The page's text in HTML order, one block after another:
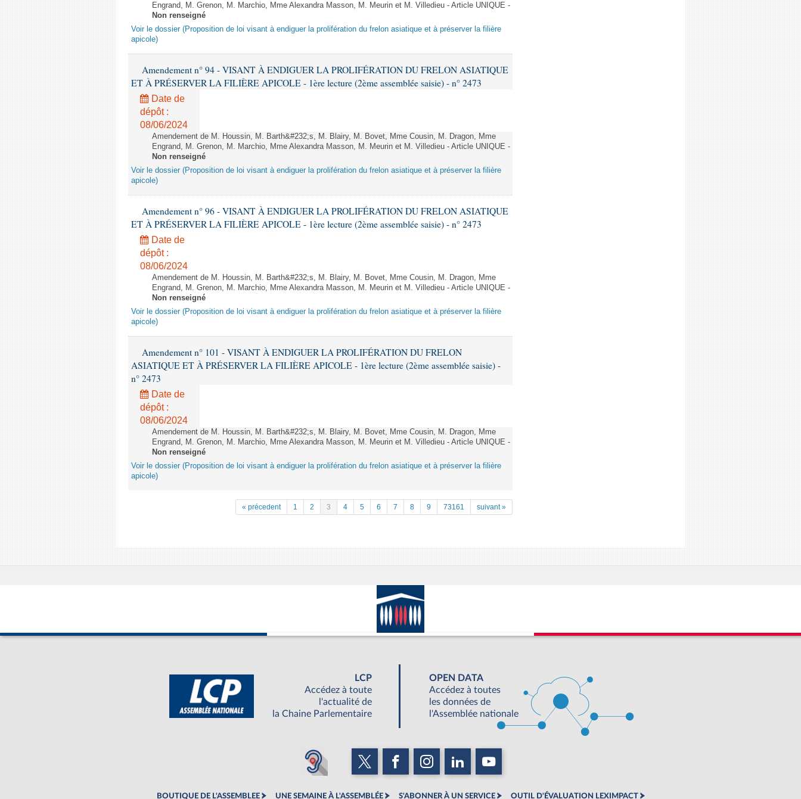
Engrand, M. Grenon, M. Marchio, Mme Alexandra Masson, M. Meurin et M. Villedieu - Article UNIQUE -
Non renseigné
Voir le dossier (Proposition de loi visant à endiguer la prolifération du frelon asiatique et à préserver la filière
apicole)
Amendement n° 94 - VISANT À ENDIGUER LA PROLIFÉRATION DU FRELON ASIATIQUE
ET À PRÉSERVER LA FILIÈRE APICOLE - 1ère lecture (2ème assemblée saisie) - n° 2473
Date de
dépôt :
08/06/2024
Amendement de M. Houssin, M. Barth&#232;s, M. Blairy, M. Bovet, Mme Cousin, M. Dragon, Mme
Engrand, M. Grenon, M. Marchio, Mme Alexandra Masson, M. Meurin et M. Villedieu - Article UNIQUE -
Non renseigné
Voir le dossier (Proposition de loi visant à endiguer la prolifération du frelon asiatique et à préserver la filière
apicole)
Amendement n° 96 - VISANT À ENDIGUER LA PROLIFÉRATION DU FRELON ASIATIQUE
ET À PRÉSERVER LA FILIÈRE APICOLE - 1ère lecture (2ème assemblée saisie) - n° 2473
Date de
dépôt :
08/06/2024
Amendement de M. Houssin, M. Barth&#232;s, M. Blairy, M. Bovet, Mme Cousin, M. Dragon, Mme
Engrand, M. Grenon, M. Marchio, Mme Alexandra Masson, M. Meurin et M. Villedieu - Article UNIQUE -
Non renseigné
Voir le dossier (Proposition de loi visant à endiguer la prolifération du frelon asiatique et à préserver la filière
apicole)
Amendement n° 101 - VISANT À ENDIGUER LA PROLIFÉRATION DU FRELON
ASIATIQUE ET À PRÉSERVER LA FILIÈRE APICOLE - 1ère lecture (2ème assemblée saisie) -
n° 2473
Date de
dépôt :
08/06/2024
Amendement de M. Houssin, M. Barth&#232;s, M. Blairy, M. Bovet, Mme Cousin, M. Dragon, Mme
Engrand, M. Grenon, M. Marchio, Mme Alexandra Masson, M. Meurin et M. Villedieu - Article UNIQUE -
Non renseigné
Voir le dossier (Proposition de loi visant à endiguer la prolifération du frelon asiatique et à préserver la filière
apicole)
« précedent 1 2 3 4 5 6 7 8 9 73161 suivant »
LCP
Accédez à toute
l'actualité de
la Chaine Parlementaire
OPEN DATA
Accédez à toutes
les données de
l'Assemblée nationale
BOUTIQUE DE L'ASSEMBLEE UNE SEMAINE À L'ASSEMBLÉE S'ABONNER À UN SERVICE OUTIL D'ÉVALUATION LEXIMPACT